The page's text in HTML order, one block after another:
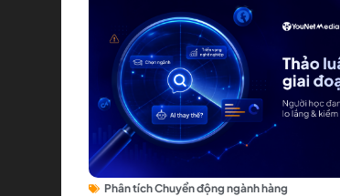
Phân tích Chuyển động ngành hàng